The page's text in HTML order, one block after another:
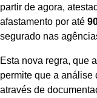
partir de agora,
afastamento por até
segurado nas
Esta nova regra, que
permite que a análise
através de